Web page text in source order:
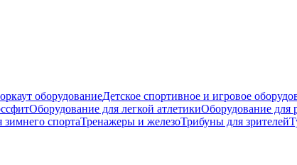
оборудованиеДетское спортивное и игровое
Оборудование для легкой атлетикиОборудование для
зимнего спортаТренажеры и железоТрибуны для зрителей